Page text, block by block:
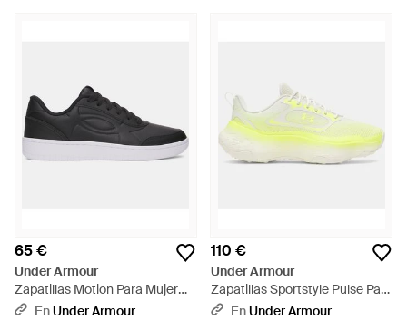
65 €
Under Armour
Zapatillas Motion Para Mujer
Blanco - Negro
EnUnder Armour
110 €
Under Armour
Zapatillas Sportstyle Pulse Para
Mujer Piedra Flash Light Flash
EnUnder Armour